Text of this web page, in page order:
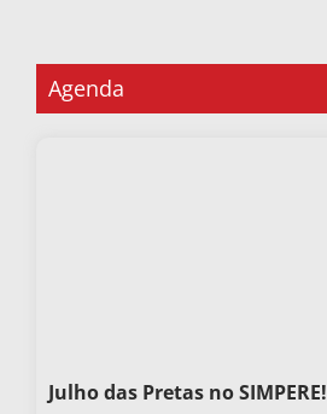
Agenda
Julho das Pretas no SIMPERE!